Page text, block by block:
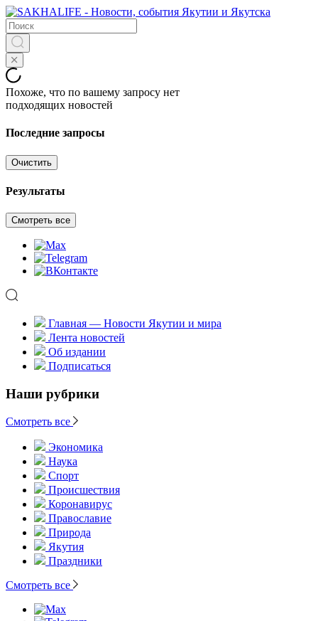
Похоже, что по вашему запросу нет
подходящих новостей
Последние запросы
Очистить
Результаты
Смотреть все
Главная — Новости Якутии и мира
Лента новостей
Об издании
Подписаться
Наши рубрики
Смотреть все
Экономика
Наука
Спорт
Происшествия
Коронавирус
Православие
Природа
Якутия
Праздники
Смотреть все